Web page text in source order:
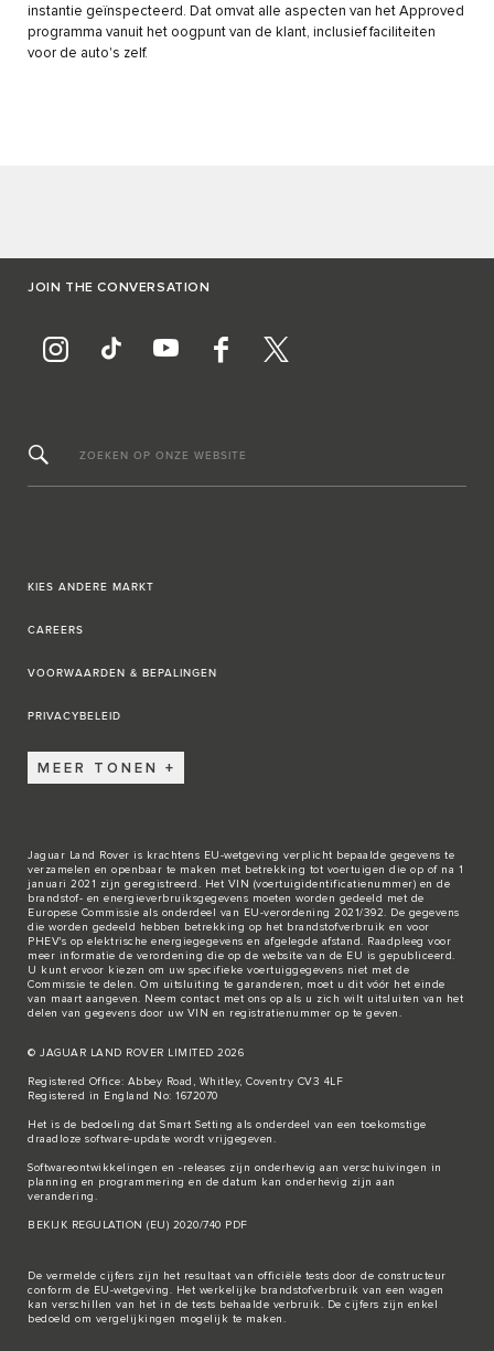
instantie geïnspecteerd. Dat omvat alle aspecten van het Approved
programma vanuit het oogpunt van de klant, inclusief faciliteiten
voor de auto's zelf.
JOIN THE CONVERSATION
ZOEKEN OP ONZE WEBSITE
KIES ANDERE MARKT
CAREERS
VOORWAARDEN & BEPALINGEN
PRIVACYBELEID
MEER TONEN
Jaguar Land Rover is krachtens EU-wetgeving verplicht bepaalde gegevens te
verzamelen en openbaar te maken met betrekking tot voertuigen die op of na 1
januari 2021 zijn geregistreerd. Het VIN (voertuigidentificatienummer) en de
brandstof- en energieverbruiksgegevens moeten worden gedeeld met de
Europese Commissie als onderdeel van EU-verordening 2021/392. De gegevens
die worden gedeeld hebben betrekking op het brandstofverbruik en voor
PHEV's op elektrische energiegegevens en afgelegde afstand. Raadpleeg voor
meer informatie de verordening die op de website van de EU is gepubliceerd.
U kunt ervoor kiezen om uw specifieke voertuiggegevens niet met de
Commissie te delen. Om uitsluiting te garanderen, moet u dit vóór het einde
van maart aangeven. Neem contact met ons op als u zich wilt uitsluiten van het
delen van gegevens door uw VIN en registratienummer op te geven.
© JAGUAR LAND ROVER LIMITED 2026
Registered Office: Abbey Road, Whitley, Coventry CV3 4LF
Registered in England No: 1672070
Het is de bedoeling dat Smart Setting als onderdeel van een toekomstige
draadloze software-update wordt vrijgegeven.
Softwareontwikkelingen en -releases zijn onderhevig aan verschuivingen in
planning en programmering en de datum kan onderhevig zijn aan
verandering.
BEKIJK REGULATION (EU) 2020/740 PDF
De vermelde cijfers zijn het resultaat van officiële tests door de constructeur
conform de EU-wetgeving. Het werkelijke brandstofverbruik van een wagen
kan verschillen van het in de tests behaalde verbruik. De cijfers zijn enkel
bedoeld om vergelijkingen mogelijk te maken.